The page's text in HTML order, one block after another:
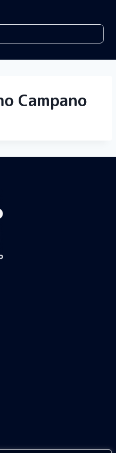
Campano